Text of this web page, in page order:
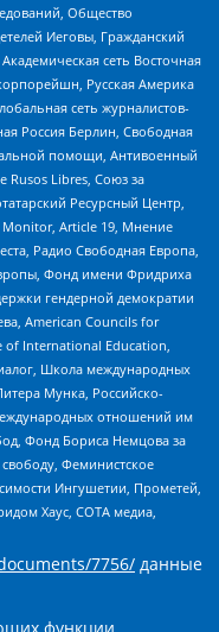
Общество
Иеговы, Гражданский
сеть Восточная
Русская Америка
сеть журналистов-
Россия Берлин, Свободная
помощи, Антивоенный
Rusos Libres, Союз за
Ресурсный Центр,
Monitor, Article 19, Мнение
Радио Свободная Европа,
Фонд имени Фридриха
гендерной демократии
American Councils for
of International Education,
Школа международных
Мунка, Российско-
отношений им
Фонд Бориса Немцова за
Феминистское
Ингушетии, Прометей,
Хаус, СОТА медиа,
7756/ данные